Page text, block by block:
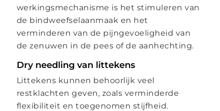
werkingsmechanisme is het stimuleren van
de bindweefselaanmaak en het
verminderen van de pijngevoeligheid van
de zenuwen in de pees of de aanhechting.
Dry needling van littekens
Littekens kunnen behoorlijk veel
restklachten geven, zoals verminderde
flexibiliteit en toegenomen stijfheid.